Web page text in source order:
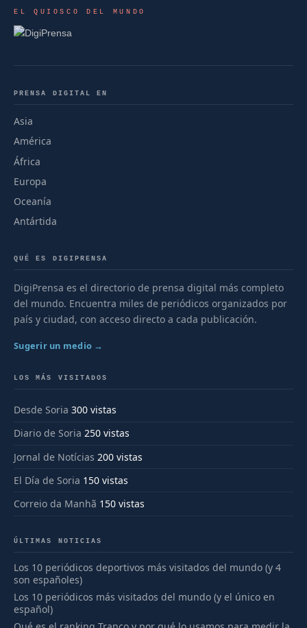
EL QUIOSCO DEL MUNDO
PRENSA DIGITAL EN
Asia
América
África
Europa
Oceanía
Antártida
QUÉ ES DIGIPRENSA
DigiPrensa es el directorio de prensa digital más completo
del mundo. Encuentra miles de periódicos organizados por
país y ciudad, con acceso directo a cada publicación.
Sugerir un medio →
LOS MÁS VISITADOS
Desde Soria 300 vistas
Diario de Soria 250 vistas
Jornal de Notícias 200 vistas
El Día de Soria 150 vistas
Correio da Manhã 150 vistas
ÚLTIMAS NOTICIAS
Los 10 periódicos deportivos más visitados del mundo (y 4
son españoles)
Los 10 periódicos más visitados del mundo (y el único en
español)